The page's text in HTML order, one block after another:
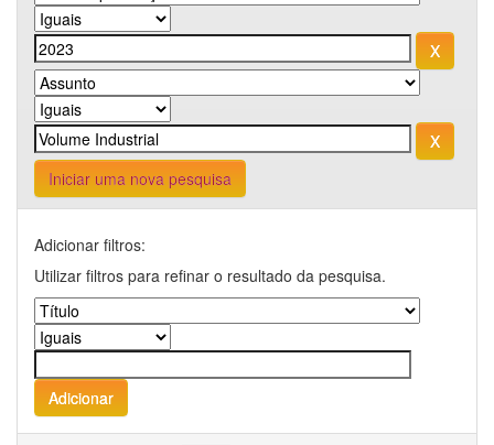
Iniciar uma nova pesquisa
Adicionar filtros:
Utilizar filtros para refinar o resultado da pesquisa.